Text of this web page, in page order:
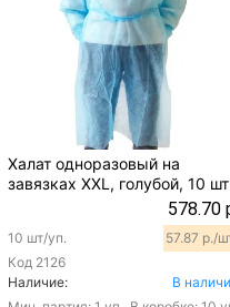
Халат одноразовый на
завязках XXL, голубой, 10 шт
578.70
Код 2126
10 шт/уп. 57.87 р./
Наличие:
В